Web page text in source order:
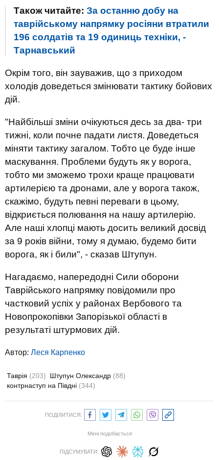
Також читайте: За останню добу на
таврійському напрямку росіяни втратили
196 солдатів та 19 одиниць техніки, -
Тарнавський
Окрім того, він зауважив, що з приходом
холодів доведеться змінювати тактику бойових
дій.
"Найбільші зміни очікуються десь за два- три
тижні, коли почне падати листя. Доведеться
міняти тактику загалом. Тобто це буде інше
маскування. Проблеми будуть як у ворога,
тобто ми зможемо трохи краще працювати
артилерією та дронами, але у ворога також,
скажімо, будуть певні переваги в цьому,
відкриється полювання на нашу артилерію.
Але наші хлопці мають досить великий досвід
за 9 років війни, тому я думаю, будемо бити
ворога, як і били", - сказав Штупун.
Нагадаємо, напередодні Сили оборони
Таврійського напрямку повідомили про
частковий успіх у районах Вербового та
Новопрокопівки Запорізької області в
результаті штурмових дій.
Автор: Леся Карпенко
Таврія (203) Штупун Олександр (88)
контрнаступ на Півдні (344)
ПОДІЛИТИСЯ:
Мені подобається
ПІДСУМУВАТИ: